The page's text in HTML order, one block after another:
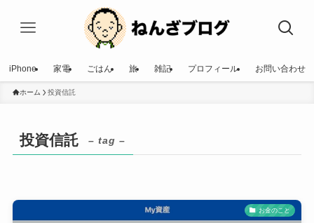
iPhone 家電 ごはん 旅 雑記 プロフィール お問い合わせ
ホーム 投資信託
投資信託 – tag –
お金のこと